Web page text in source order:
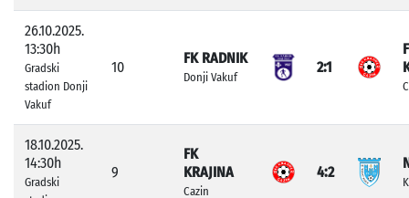
26.10.2025.
13:30h
Gradski
stadion Donji
Vakuf
10
FK RADNIK
Donji Vakuf
2:1
18.10.2025.
14:30h
Gradski
9
FK
KRAJINA
Cazin
4:2